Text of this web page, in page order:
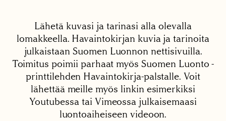
Lähetä kuvasi ja tarinasi alla olevalla
lomakkeella. Havaintokirjan kuvia ja tarinoita
julkaistaan Suomen Luonnon nettisivuilla.
Toimitus poimii parhaat myös Suomen Luonto -
printtilehden Havaintokirja-palstalle. Voit
lähettää meille myös linkin esimerkiksi
Youtubessa tai Vimeossa julkaisemaasi
luontoaiheiseen videoon.